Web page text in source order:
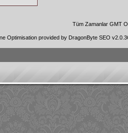
Tüm Zamanlar GMT
Optimisation provided by DragonByte SEO